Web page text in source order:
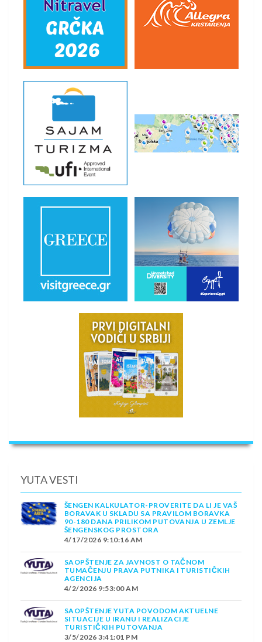
YUTA VESTI
ŠENGEN KALKULATOR-PROVERITE DA LI JE VAŠ
BORAVAK U SKLADU SA PRAVILOM BORAVKA
90-180 DANA PRILIKOM PUTOVANJA U ZEMLJE
ŠENGENSKOG PROSTORA
4/17/2026 9:10:16 AM
SAOPŠTENJE ZA JAVNOST O TAČNOM
TUMAČENJU PRAVA PUTNIKA I TURISTIČKIH
AGENCIJA
4/2/2026 9:53:00 AM
SAOPŠTENJE YUTA POVODOM AKTUELNE
SITUACIJE U IRANU I REALIZACIJE
TURISTIČKIH PUTOVANJA
3/5/2026 3:41:01 PM